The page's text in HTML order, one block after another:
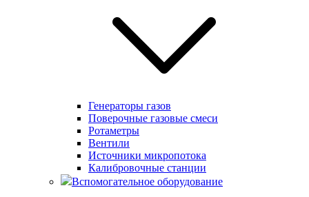
Генераторы газов
Поверочные газовые смеси
Ротаметры
Вентили
Источники микропотока
Калибровочные станции
Вспомогательное оборудование